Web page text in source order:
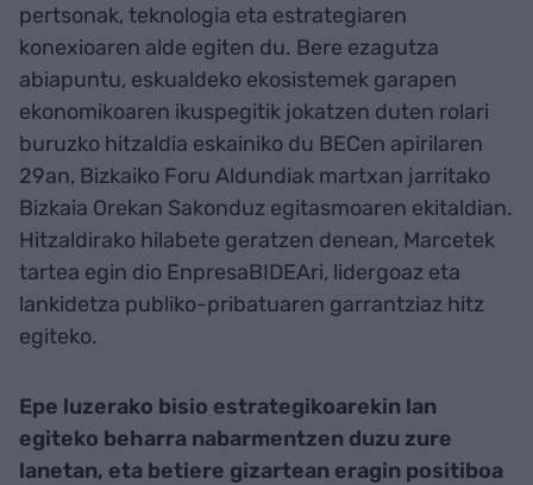
pertsonak, teknologia eta estrategiaren
konexioaren alde egiten du. Bere ezagutza
abiapuntu, eskualdeko ekosistemek garapen
ekonomikoaren ikuspegitik jokatzen duten rolari
buruzko hitzaldia eskainiko du BECen apirilaren
29an, Bizkaiko Foru Aldundiak martxan jarritako
Bizkaia Orekan Sakonduz egitasmoaren ekitaldian.
Hitzaldirako hilabete geratzen denean, Marcetek
tartea egin dio EnpresaBIDEAri, lidergoaz eta
lankidetza publiko-pribatuaren garrantziaz hitz
egiteko.
Epe luzerako bisio estrategikoarekin lan
egiteko beharra nabarmentzen duzu zure
lanetan, eta betiere gizartean eragin positiboa